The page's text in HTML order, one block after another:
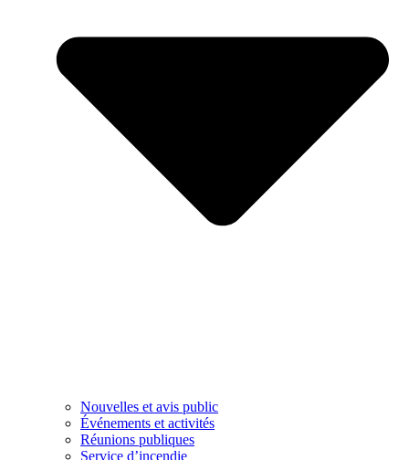
Nouvelles et avis public
Événements et activités
Réunions publiques
Service d’incendie